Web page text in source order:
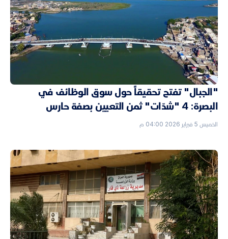
"الجبال" تفتح تحقيقاً حول سوق الوظائف في
البصرة: 4 "شدّات" ثمن التعيين بصفة حارس
الخميس 5 فبراير 2026 04:00 م